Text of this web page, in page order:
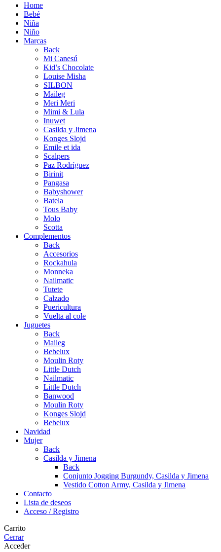
Home
Bebé
Niña
Niño
Marcas
Back
Mi Canesú
Kid’s Chocolate
Louise Misha
SILBON
Maileg
Meri Meri
Mimi & Lula
Inuwet
Casilda y Jimena
Konges Slojd
Emile et ida
Scalpers
Paz Rodríguez
Birinit
Pangasa
Babyshower
Batela
Tous Baby
Molo
Scotta
Complementos
Back
Accesorios
Rockahula
Monneka
Nailmatic
Tutete
Calzado
Puericultura
Vuelta al cole
Juguetes
Back
Maileg
Bebelux
Moulin Roty
Little Dutch
Nailmatic
Little Dutch
Banwood
Moulin Roty
Konges Slojd
Bebelux
Navidad
Mujer
Back
Casilda y Jimena
Back
Conjunto Jogging Burgundy, Casilda y Jimena
Vestido Cotton Army, Casilda y Jimena
Contacto
Lista de deseos
Acceso / Registro
Carrito
Cerrar
Acceder